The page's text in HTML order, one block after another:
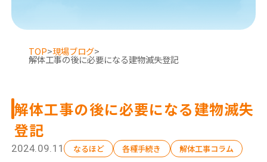
TOP>現場ブログ>
解体工事の後に必要になる建物滅失登記
解体工事の後に必要になる建物滅失
登記
2024.09.11 なるほど 各種手続き 解体工事コラム